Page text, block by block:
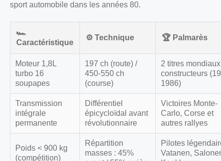
sport automobile dans les années 80.
🏎️
Caractéristique
⚙️ Technique 🏆 Palmarès
Moteur 1,8L
turbo 16
soupapes
197 ch (route) /
450-550 ch
(course)
2 titres mondiaux
constructeurs
1986)
Transmission
intégrale
permanente
Différentiel
épicycloïdal avant
révolutionnaire
Victoires Monte-
Carlo, Corse et
autres rallyes
Poids < 900 kg
(compétition)
Répartition
masses : 45%
Pilotes
Vatanen,